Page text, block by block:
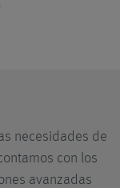
necesidades de
con los
avanzadas